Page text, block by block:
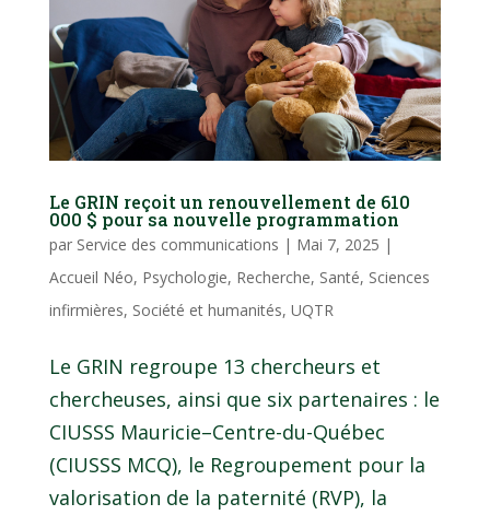
Le GRIN reçoit un renouvellement de 610
000 $ pour sa nouvelle programmation
par Service des communications | Mai 7, 2025 |
Accueil Néo, Psychologie, Recherche, Santé, Sciences
infirmières, Société et humanités, UQTR
Le GRIN regroupe 13 chercheurs et
chercheuses, ainsi que six partenaires : le
CIUSSS Mauricie–Centre-du-Québec
(CIUSSS MCQ), le Regroupement pour la
valorisation de la paternité (RVP), la